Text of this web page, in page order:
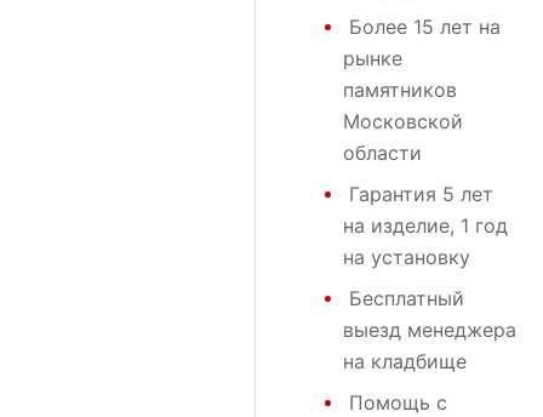
Более 15 лет на
рынке
памятников
Московской
области
Гарантия 5 лет
на изделие, 1 год
на установку
Бесплатный
выезд менеджера
на кладбище
Помощь с